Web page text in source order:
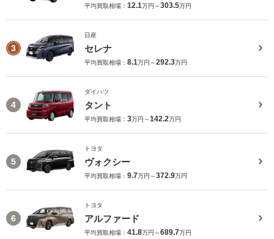
平均買取相場： 12.1万円～303.5万円
3
日産
セレナ
平均買取相場： 8.1万円～292.3万円
4
ダイハツ
タント
平均買取相場： 3万円～142.2万円
5
トヨタ
ヴォクシー
平均買取相場： 9.7万円～372.9万円
6
トヨタ
アルファード
平均買取相場： 41.8万円～689.7万円